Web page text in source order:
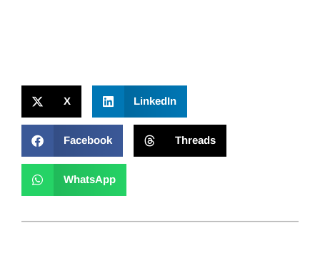
X LinkedIn
Facebook Threads
WhatsApp